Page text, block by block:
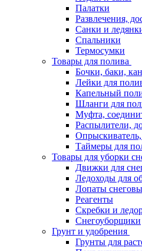
Палатки
Развлечения,
Санки и
Спальники
Термосумки
Товары для полива
Бочки, баки,
Лейки для
Капельный
Шланги для
Муфта,
Распылители,
Опрыскиватель,
Таймеры для
Товары для уборки
Движки для
Ледоходы для
Лопаты
Реагенты
Скребки и
Снегоуборщики
Грунт и удобрения
Грунты для